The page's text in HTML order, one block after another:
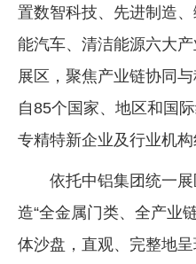
置数智科技、先进制造
能汽车、清洁能源六大
展区，聚焦产业链协同
自85个国家、地区和国
专精特新企业及行业机构
依托中铝集团统一
造“全金属门类、全产业
体沙盘，直观、完整地